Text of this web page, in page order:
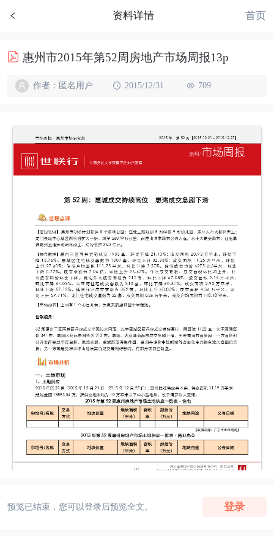
资料详情 首页
惠州市2015年第52周房地产市场周报13p
作者：匿名用户 2015/12/31 709
预览已结束，您可以登录后预览全文。 登录